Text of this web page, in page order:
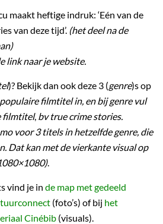
maakt heftige indruk: ‘Eén van de
van deze tijd’. (het deel na de
link naar je website.
)? Bekijk dan ook deze 3 (genre)s op
filmtitel in, en bij genre vul
filmtitel, bv true crime stories.
voor 3 titels in hetzelfde genre, die
Dat kan met de vierkante visual op
.
vind je in de map met gedeeld
(foto’s) of bij het
Cinébib (visuals).